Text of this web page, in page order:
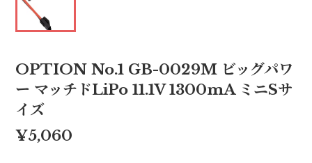
OPTION No.1 GB-0029M ビッグパワ
ー マッチドLiPo 11.1V 1300mA ミニSサ
イズ
¥5,060